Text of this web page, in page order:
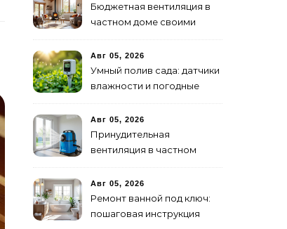
Бюджетная вентиляция в
частном доме своими
Авг 05, 2026
Умный полив сада: датчики
влажности и погодные
Авг 05, 2026
Принудительная
вентиляция в частном
монтажа
Авг 05, 2026
Ремонт ванной под ключ:
пошаговая инструкция